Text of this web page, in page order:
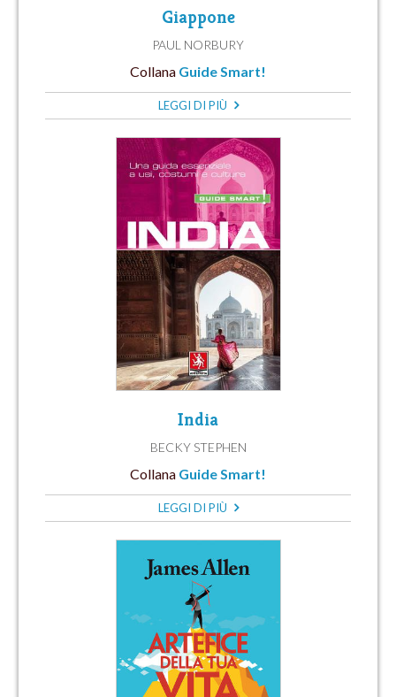
Giappone
PAUL NORBURY
Collana Guide Smart!
LEGGI DI PIÙ
India
BECKY STEPHEN
Collana Guide Smart!
LEGGI DI PIÙ